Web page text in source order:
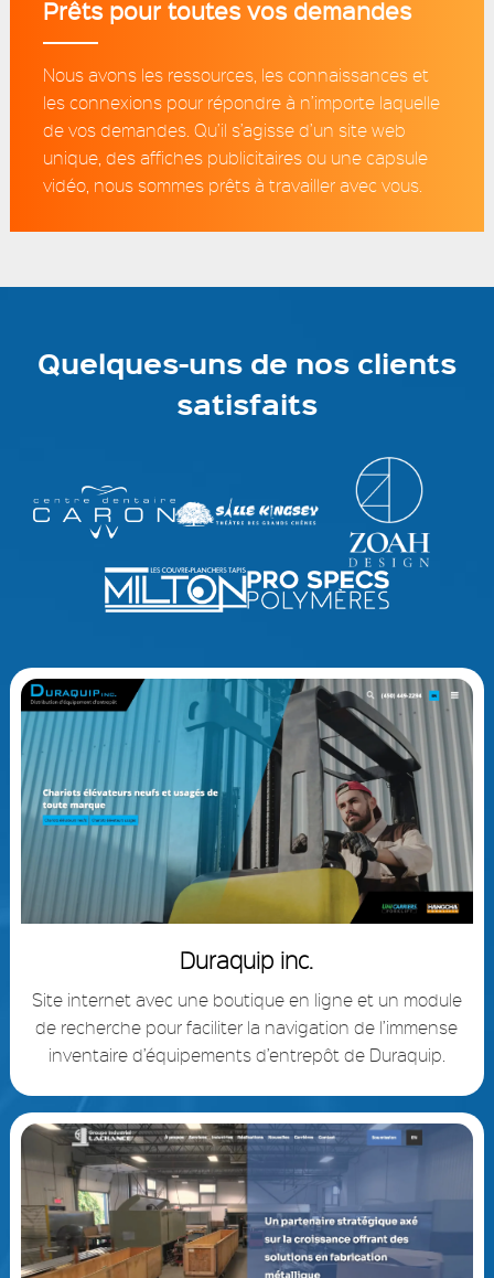
Prêts pour toutes vos demandes
Nous avons les ressources, les connaissances et
les connexions pour répondre à n’importe laquelle
de vos demandes. Qu’il s’agisse d’un site web
unique, des affiches publicitaires ou une capsule
vidéo, nous sommes prêts à travailler avec vous.
Quelques-uns de nos clients
satisfaits
Duraquip inc.
Site internet avec une boutique en ligne et un module
de recherche pour faciliter la navigation de l’immense
inventaire d’équipements d’entrepôt de Duraquip.